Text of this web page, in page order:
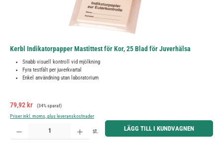
Kerbl Indikatorpapper Mastittest för Kor, 25 Blad för Juverhälsa
Snabb visuell kontroll vid mjölkning
Fyra testfält per juverkvartal
Enkel användning utan laboratorium
Försäljningspris:
79,92 kr Ordinarie pris:
(34% sparat)
Priser inkl. moms, plus leveranskostnader
Produktkvantitet: Ange önskat belopp eller använd knapparna för att öka eller minska kvantiteten.
st. LÄGG TILL I KUNDVAGNEN